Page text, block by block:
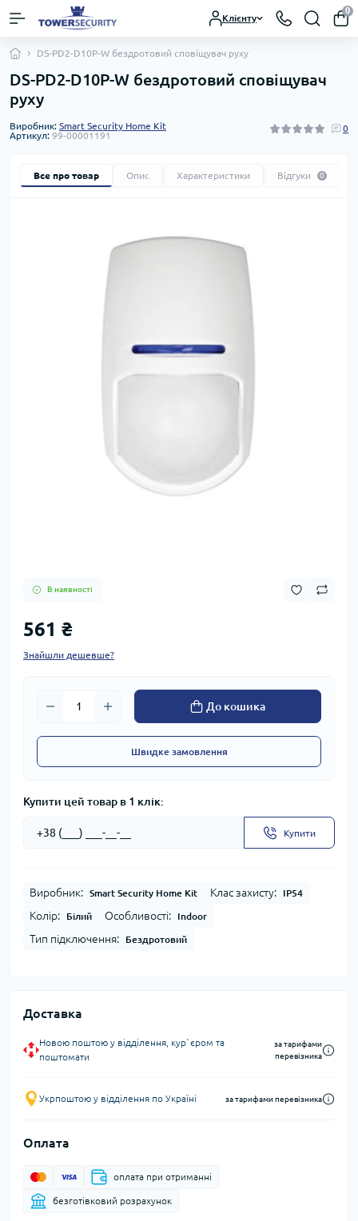
Клієнту
0
DS-PD2-D10P-W бездротовий сповіщувач руху
DS-PD2-D10P-W бездротовий сповіщувач
руху
Виробник: Smart Security Home Kit
Артикул: 99-00001191
0
Все про товар Опис Характеристики Відгуки 0
В наявності
561 ₴
Знайшли дешевше?
До кошика
Швидке замовлення
Купити цей товар в 1 клік:
Купити
Виробник: Smart Security Home Kit Клас захисту: IP54
Колір: Білий Особливості: Indoor
Тип підключення: Бездротовий
Доставка
Новою поштою у відділення, кур`єром та
поштомати
за тарифами
перевізника
Укрпоштою у відділення по Україні за тарифами перевізника
Оплата
оплата при отриманні
безготівковий розрахунок